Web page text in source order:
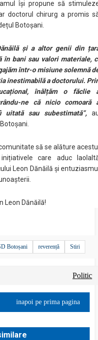
își propune să
doctorul chirurg a promis
Botoșani.
și a altor genii din
în bani sau valori materiale,
într-o misiune solemnă
inestimabilă a doctorului.
înălțăm o făclie
ne că nicio comoară
sau subestimată”,
să se alăture
care aduc
Leon Dănăilă și
Leon Dănăilă!
Botoșani reverență Stiri
Politic
inapoi pe prima pagina